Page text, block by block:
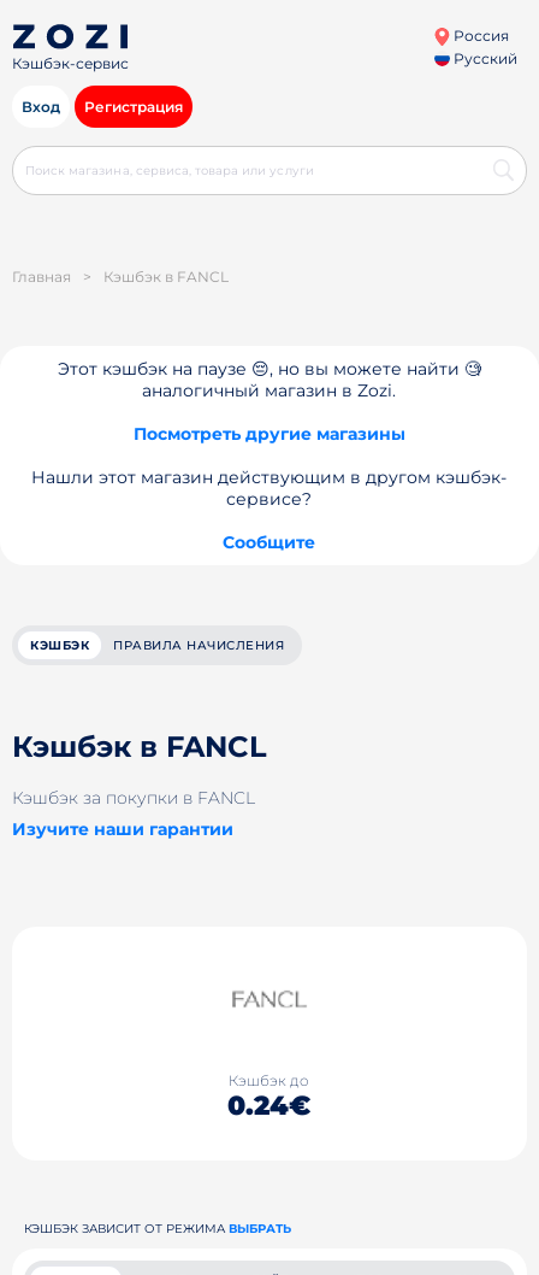
Кэшбэк-сервис
Россия
Русский
Вход Регистрация
Главная > Кэшбэк в FANCL
Этот кэшбэк на паузе 😔, но вы можете найти 🧐
аналогичный магазин в Zozi.
Посмотреть другие магазины
Нашли этот магазин действующим в другом кэшбэк-
сервисе?
Сообщите
КЭШБЭК ПРАВИЛА НАЧИСЛЕНИЯ
Кэшбэк в FANCL
Кэшбэк за покупки в FANCL
Изучите наши гарантии
Кэшбэк до
0.24€
КЭШБЭК ЗАВИСИТ ОТ РЕЖИМА ВЫБРАТЬ